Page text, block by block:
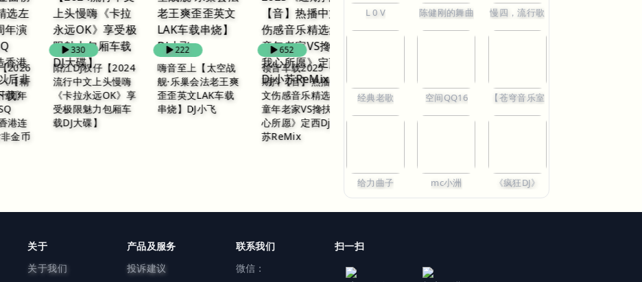
精
年
连
币
330
阳江DJ权仔【2024
流行中文上头慢嗨
《卡拉永远OK》享
受极限魅力包厢车
载DJ大碟】
222
嗨音至上【太空战
舰·乐巢会法老王爽
歪歪英文LAK车载
串烧】DJ小飞
652
领音车载2025《近
期抖【音】热播中
文伤感音乐精选集·
童年老家VS搀扶我
心所愿》定西Dj小
苏ReMix
林之声车载音响京
仔节奏（未曾寄出
烧》-DJ小花
乐器对话车载专用
成名曲珍藏版经典
DJ余意
L 0 V 陈健刚的舞曲 慢四，流行歌
经典老歌 空间QQ16 【苍穹音乐室
给力曲子 mc小洲 《疯狂DJ》
关于
关于我们
产品及服务
投诉建议
联系我们
微信：
扫一扫